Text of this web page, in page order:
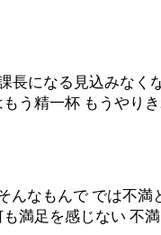
長になる見込みなく
う精一杯 もうやり
んなもんで では不満
満足を感じない 不